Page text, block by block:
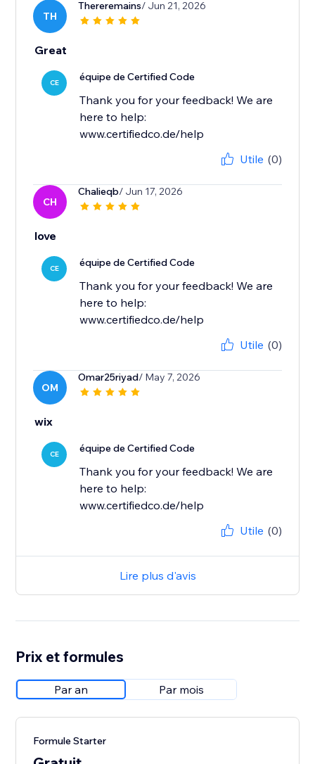
TH
Thereremains/ Jun 21, 2026
Great
CE équipe de Certified Code
Thank you for your feedback! We are
here to help:
www.certifiedco.de/help
Utile (0)
CH
Chalieqb/ Jun 17, 2026
love
CE équipe de Certified Code
Thank you for your feedback! We are
here to help:
www.certifiedco.de/help
Utile (0)
OM
Omar25riyad/ May 7, 2026
wix
CE équipe de Certified Code
Thank you for your feedback! We are
here to help:
www.certifiedco.de/help
Utile (0)
Lire plus d'avis
Prix et formules
Par an Par mois
Formule Starter